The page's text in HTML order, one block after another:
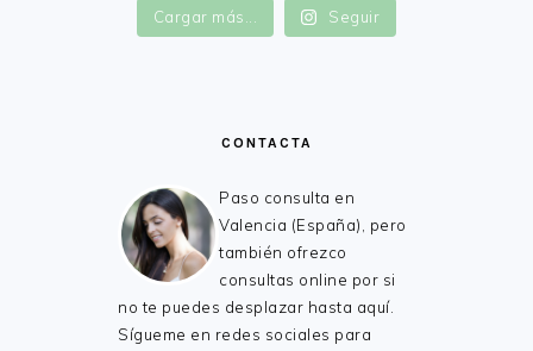
Cargar más... Seguir
CONTACTA
Paso consulta en
Valencia (España), pero
también ofrezco
consultas online por si
no te puedes desplazar hasta aquí.
Sígueme en redes sociales para